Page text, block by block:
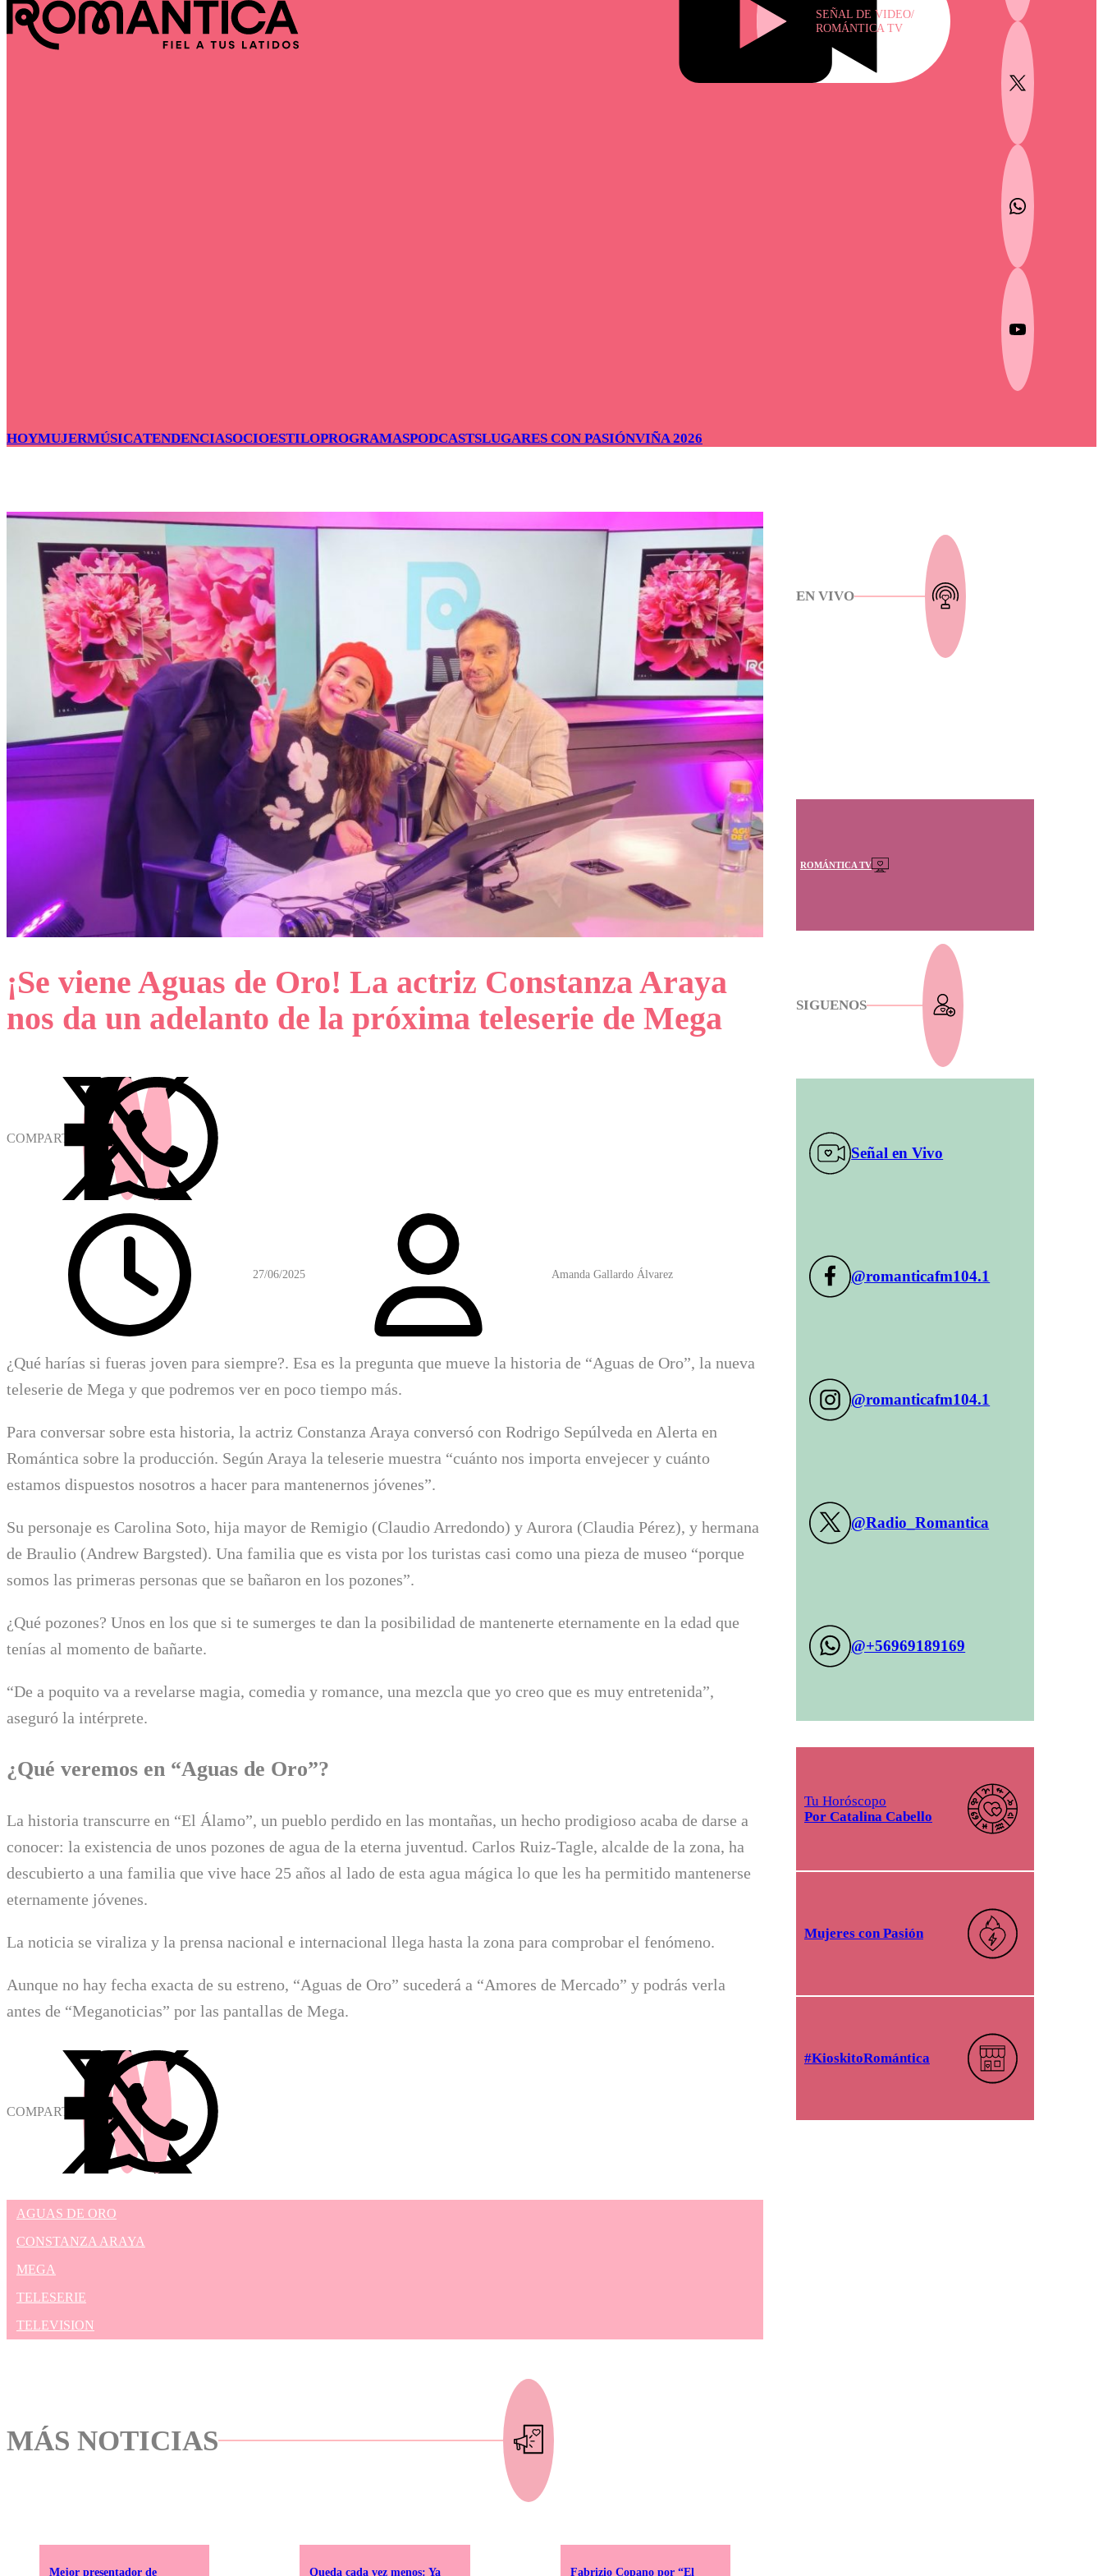
SEÑAL DE VIDEO/
ROMÁNTICA TV
HOYMUJERMÚSICATENDENCIASOCIOESTILOPROGRAMASPODCASTSLUGARES CON PASIÓNVIÑA 2026
¡Se viene Aguas de Oro! La actriz Constanza Araya
nos da un adelanto de la próxima teleserie de Mega
COMPARTIR
27/06/2025 Amanda Gallardo Álvarez
¿Qué harías si fueras joven para siempre?. Esa es la pregunta que mueve la historia de “Aguas de Oro”, la nueva
teleserie de Mega y que podremos ver en poco tiempo más.
Para conversar sobre esta historia, la actriz Constanza Araya conversó con Rodrigo Sepúlveda en Alerta en
Romántica sobre la producción. Según Araya la teleserie muestra “cuánto nos importa envejecer y cuánto
estamos dispuestos nosotros a hacer para mantenernos jóvenes”.
Su personaje es Carolina Soto, hija mayor de Remigio (Claudio Arredondo) y Aurora (Claudia Pérez), y hermana
de Braulio (Andrew Bargsted). Una familia que es vista por los turistas casi como una pieza de museo “porque
somos las primeras personas que se bañaron en los pozones”.
¿Qué pozones? Unos en los que si te sumerges te dan la posibilidad de mantenerte eternamente en la edad que
tenías al momento de bañarte.
“De a poquito va a revelarse magia, comedia y romance, una mezcla que yo creo que es muy entretenida”,
aseguró la intérprete.
¿Qué veremos en “Aguas de Oro”?
La historia transcurre en “El Álamo”, un pueblo perdido en las montañas, un hecho prodigioso acaba de darse a
conocer: la existencia de unos pozones de agua de la eterna juventud. Carlos Ruiz-Tagle, alcalde de la zona, ha
descubierto a una familia que vive hace 25 años al lado de esta agua mágica lo que les ha permitido mantenerse
eternamente jóvenes.
La noticia se viraliza y la prensa nacional e internacional llega hasta la zona para comprobar el fenómeno.
Aunque no hay fecha exacta de su estreno, “Aguas de Oro” sucederá a “Amores de Mercado” y podrás verla
antes de “Meganoticias” por las pantallas de Mega.
COMPARTIR
AGUAS DE ORO
CONSTANZA ARAYA
MEGA
TELESERIE
TELEVISION
MÁS NOTICIAS
Mejor presentador de Queda cada vez menos: Ya Fabrizio Copano por “El
EN VIVO
ROMÁNTICA TV
SIGUENOS
Señal en Vivo
@romanticafm104.1
@romanticafm104.1
@Radio_Romantica
@+56969189169
Tu Horóscopo
Por Catalina Cabello
Mujeres con Pasión
#KioskitoRomántica